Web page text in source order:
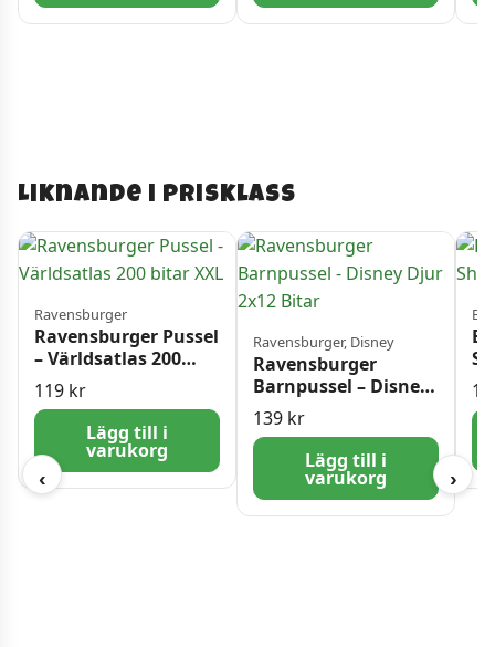
Liknande i prisklass
‹
Ravensburger
Ravensburger Pussel
– Världsatlas 200
bitar XXL
119 kr
Lägg till i
varukorg
Ravensburger, Disney
Ravensburger
Barnpussel – Disney
Djur 2×12 Bitar
139 kr
Lägg till i
varukorg ›